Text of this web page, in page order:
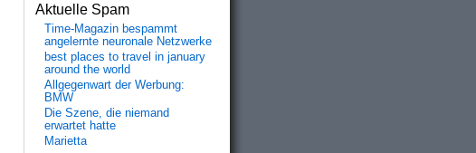
Aktuelle Spam
Time-Magazin bespammt
angelernte neuronale Netzwerke
best places to travel in january
around the world
Allgegenwart der Werbung:
BMW
Die Szene, die niemand
erwartet hatte
Marietta